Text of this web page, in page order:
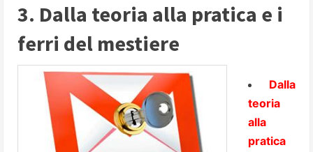
3. Dalla teoria alla pratica e i
ferri del mestiere
Dalla
teoria
alla
pratica